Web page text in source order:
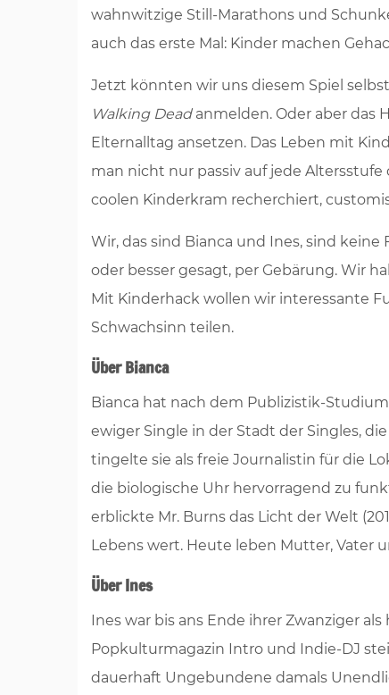
wahnwitzige Still-Marathons und
auch das erste Mal: Kinder machen
Jetzt könnten wir uns diesem Spiel
Walking Deadanmelden. Oder aber das
Elternalltag ansetzen. Das Leben mit
man nicht nur passiv auf jede
coolen Kinderkram recherchiert,
Wir, das sind Bianca und Ines, sind
oder besser gesagt, per Gebärung. Wir
Mit Kinderhack wollen wir interessante
Schwachsinn teilen.
Über Bianca
Bianca hat nach dem Publizistik-
ewiger Single in der Stadt der Singles,
tingelte sie als freie Journalistin für die
die biologische Uhr hervorragend zu
erblickte Mr. Burns das Licht der Welt
Lebens wert. Heute leben Mutter, Vater
Über Ines
Ines war bis ans Ende ihrer Zwanziger
Popkulturmagazin Intro und Indie-DJ
dauerhaft Ungebundene damals